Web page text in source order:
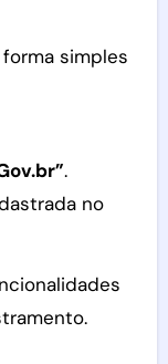
simples
.
no